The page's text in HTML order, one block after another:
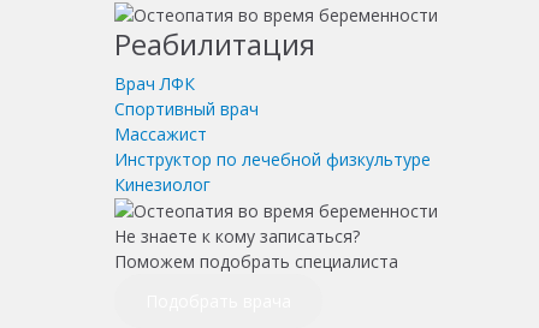
Реабилитация
Врач ЛФК
Спортивный врач
Массажист
Инструктор по лечебной физкультуре
Кинезиолог
Не знаете к кому записаться?
Поможем подобрать специалиста